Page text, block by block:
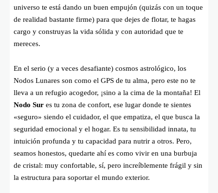
universo te está dando un buen empujón (quizás con un toque
de realidad bastante firme) para que dejes de flotar, te hagas
cargo y construyas la vida sólida y con autoridad que te
mereces.
En el serio (y a veces desafiante) cosmos astrológico, los
Nodos Lunares son como el GPS de tu alma, pero este no te
lleva a un refugio acogedor, ¡sino a la cima de la montaña! El
Nodo Sur es tu zona de confort, ese lugar donde te sientes
«seguro» siendo el cuidador, el que empatiza, el que busca la
seguridad emocional y el hogar. Es tu sensibilidad innata, tu
intuición profunda y tu capacidad para nutrir a otros. Pero,
seamos honestos, quedarte ahí es como vivir en una burbuja
de cristal: muy confortable, sí, pero increíblemente frágil y sin
la estructura para soportar el mundo exterior.